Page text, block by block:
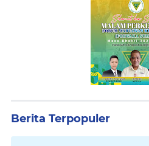
Berita Terpopuler